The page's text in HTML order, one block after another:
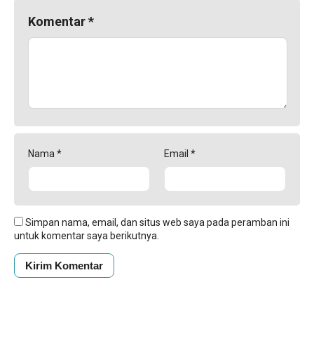
Komentar*
Nama * Email *
Simpan nama, email, dan situs web saya pada peramban ini
untuk komentar saya berikutnya.